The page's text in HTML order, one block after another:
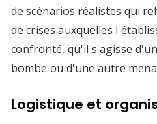
de scénarios réalistes qui
de crises auxquelles
confronté, qu'il s'agisse
bombe ou d'une autre
Logistique et